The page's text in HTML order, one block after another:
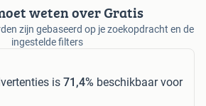
weten over Gratis
zijn gebaseerd op je zoekopdracht en de
ingestelde filters
is 71,4% beschikbaar voor